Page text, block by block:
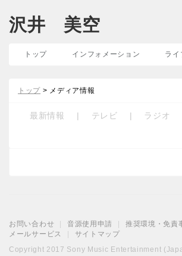
沢井 美空
トップ インフォメーション ライ
トップ > メディア情報
最新情報 | テレビ | ラジオ
お問い合わせ 音源使用申請 推奨環境・免責
メールサービス
サイトマップ
Copyright 2017 Sony Music Entertainment